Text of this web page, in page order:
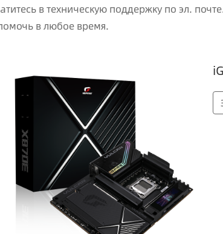
в техническую поддержку по эл.
в любое время.